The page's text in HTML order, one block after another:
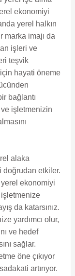
ekonomiyi
yerel halkın
imajı da
işleri ve
teşvik
hayati öneme
bağlantı
işletmenizin
alaka
doğrudan etkiler.
yerel ekonomiyi
da katarsınız.
yardımcı olur,
ve hedef
sağlar.
öne çıkıyor
artırıyor.